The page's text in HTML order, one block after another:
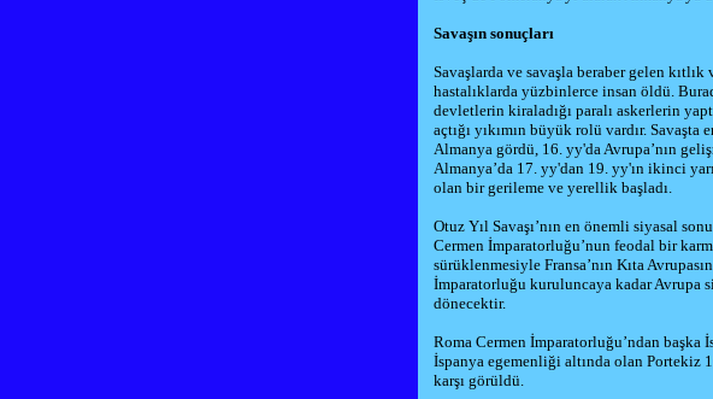
Savaşın sonuçları
Savaşlarda ve savaşla beraber gelen kıtlık
hastalıklarda yüzbinlerce insan öldü.
devletlerin kiraladığı paralı askerlerin
açtığı yıkımın büyük rolü vardır. Savaşta
Almanya gördü, 16. yy'da Avrupa’nın
Almanya’da 17. yy'dan 19. yy'ın ikinci
olan bir gerileme ve yerellik başladı.
Otuz Yıl Savaşı’nın en önemli siyasal
Cermen İmparatorluğu’nun feodal bir
sürüklenmesiyle Fransa’nın Kıta
İmparatorluğu kuruluncaya kadar Avrupa
dönecektir.
Roma Cermen İmparatorluğu’ndan başka
İspanya egemenliği altında olan Portekiz
karşı görüldü.